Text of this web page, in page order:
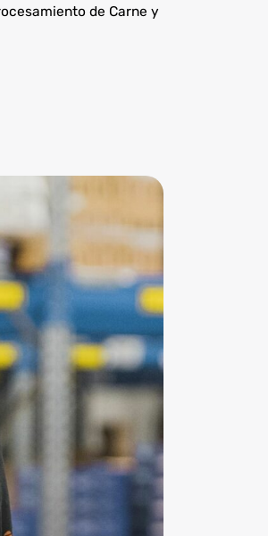
de Carne y